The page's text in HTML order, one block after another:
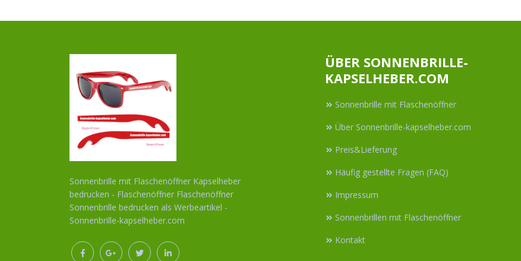
Sonnenbrille mit Flaschenöffner Kapselheber
bedrucken - Flaschenöffner Flaschenöffner
Sonnenbrille bedrucken als Werbeartikel -
Sonnenbrille-kapselheber.com
ÜBER SONNENBRILLE-
KAPSELHEBER.COM
Sonnenbrille mit Flaschenöffner
Über Sonnenbrille-kapselheber.com
Preis&Lieferung
Häufig gestellte Fragen (FAQ)
Impressum
Sonnenbrillen mit Flaschenöffner
Kontakt